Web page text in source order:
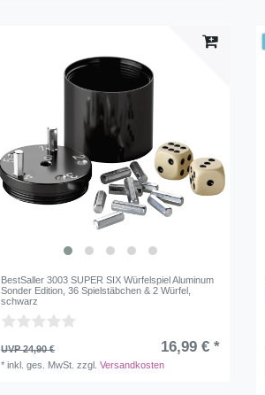
BestSaller 3003 SUPER SIX Würfelspiel Aluminum
Sonder Edition, 36 Spielstäbchen & 2 Würfel,
schwarz
UVP 24,90 € 16,99 € *
*inkl. ges. MwSt. zzgl.Versandkosten